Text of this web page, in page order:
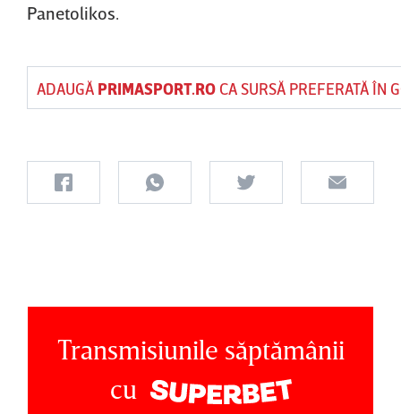
Panetolikos.
ADAUGĂ PRIMASPORT.ROCA SURSĂ PREFERATĂ ÎN
Transmisiunile săptămânii
cu